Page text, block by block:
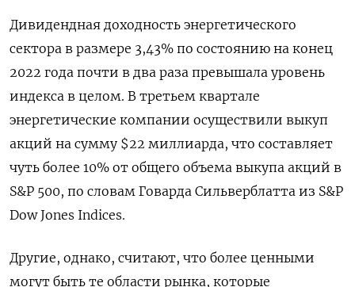
Дивидендная доходность энергетического
сектора в размере 3,43% по состоянию на конец
2022 года почти в два раза превышала уровень
индекса в целом. В третьем квартале
энергетические компании осуществили выкуп
акций на сумму $22 миллиарда, что составляет
чуть более 10% от общего объема выкупа акций в
S&P 500, по словам Говарда Сильверблатта из S&P
Dow Jones Indices.
Другие, однако, считают, что более ценными
могут быть те области рынка, которые